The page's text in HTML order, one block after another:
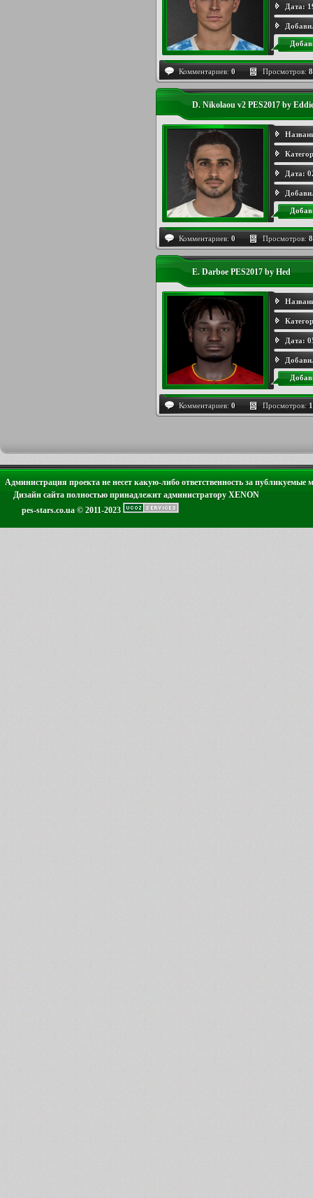
Дата:
Комментариев: 0 Просмотров:
D. Nikolaou v2 PES2017 by
Дата:
Комментариев: 0 Просмотров:
E. Darboe PES2017 by Hed
Дата:
Комментариев: 0 Просмотров:
Администрация проекта не несет какую-либо ответственность за публикуемые
Дизайн сайта полностью принадлежит администратору XENON
pes-stars.co.ua © 2011-2023